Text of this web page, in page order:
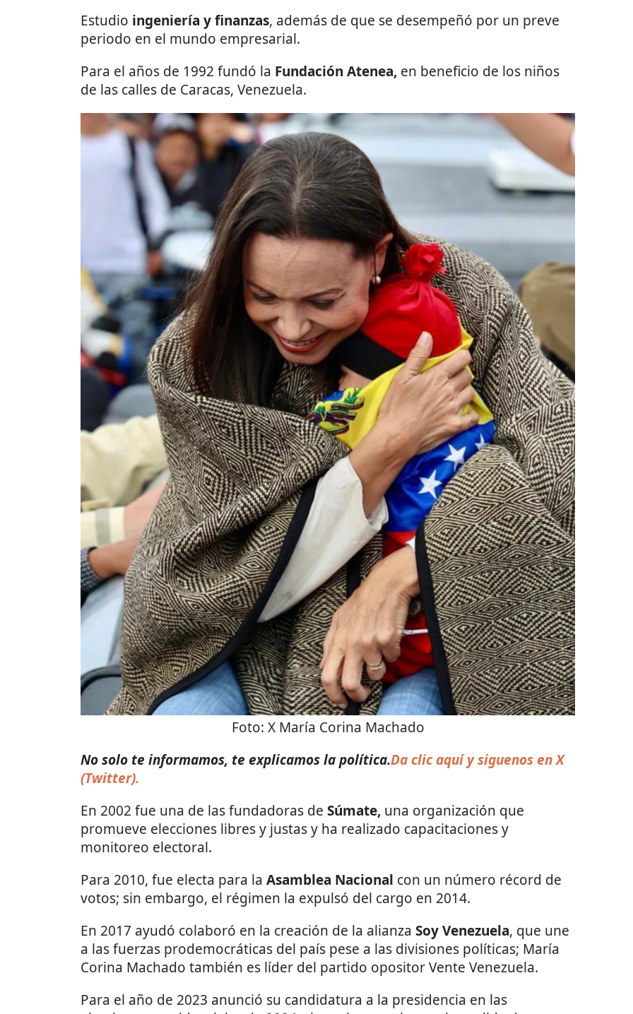
Estudio ingeniería y finanzas, además de que se desempeñó por un preve
periodo en el mundo empresarial.
Para el años de 1992 fundó la Fundación Atenea, en beneficio de los niños
de las calles de Caracas, Venezuela.
Foto: X María Corina Machado
No solo te informamos, te explicamos la política.Da clic aquí y siguenos en X
(Twitter).
En 2002 fue una de las fundadoras de Súmate, una organización que
promueve elecciones libres y justas y ha realizado capacitaciones y
monitoreo electoral.
Para 2010, fue electa para la Asamblea Nacional con un número récord de
votos; sin embargo, el régimen la expulsó del cargo en 2014.
En 2017 ayudó colaboró en la creación de la alianza Soy Venezuela, que une
a las fuerzas prodemocráticas del país pese a las divisiones políticas; María
Corina Machado también es líder del partido opositor Vente Venezuela.
Para el año de 2023 anunció su candidatura a la presidencia en las